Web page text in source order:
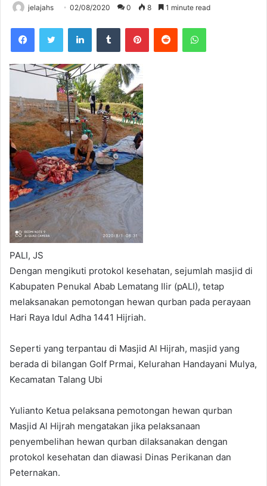
jelajahs 02/08/2020 0 8 1 minute read
PALI, JS
Dengan mengikuti protokol kesehatan, sejumlah masjid di
Kabupaten Penukal Abab Lematang Ilir (pALI), tetap
melaksanakan pemotongan hewan qurban pada perayaan
Hari Raya Idul Adha 1441 Hijriah.
Seperti yang terpantau di Masjid Al Hijrah, masjid yang
berada di bilangan Golf Prmai, Kelurahan Handayani Mulya,
Kecamatan Talang Ubi
Yulianto Ketua pelaksana pemotongan hewan qurban
Masjid Al Hijrah mengatakan jika pelaksanaan
penyembelihan hewan qurban dilaksanakan dengan
protokol kesehatan dan diawasi Dinas Perikanan dan
Peternakan.